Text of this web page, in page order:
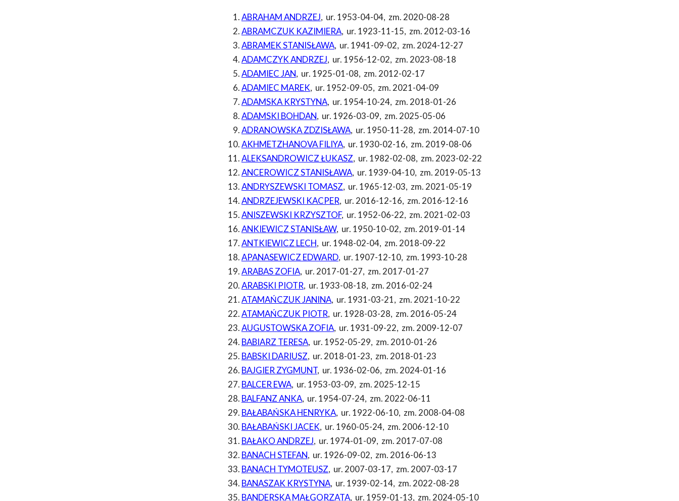
ABRAHAM ANDRZEJ, ur. 1953-04-04, zm. 2020-08-28
ABRAMCZUK KAZIMIERA, ur. 1923-11-15, zm. 2012-03-16
ABRAMEK STANISŁAWA, ur. 1941-09-02, zm. 2024-12-27
ADAMCZYK ANDRZEJ, ur. 1956-12-02, zm. 2023-08-18
ADAMIEC JAN, ur. 1925-01-08, zm. 2012-02-17
ADAMIEC MAREK, ur. 1952-09-05, zm. 2021-04-09
ADAMSKA KRYSTYNA, ur. 1954-10-24, zm. 2018-01-26
ADAMSKI BOHDAN, ur. 1926-03-09, zm. 2025-05-06
ADRANOWSKA ZDZISŁAWA, ur. 1950-11-28, zm. 2014-07-10
AKHMETZHANOVA FILIYA, ur. 1930-02-16, zm. 2019-08-06
ALEKSANDROWICZ ŁUKASZ, ur. 1982-02-08, zm. 2023-02-22
ANCEROWICZ STANISŁAWA, ur. 1939-04-10, zm. 2019-05-13
ANDRYSZEWSKI TOMASZ, ur. 1965-12-03, zm. 2021-05-19
ANDRZEJEWSKI KACPER, ur. 2016-12-16, zm. 2016-12-16
ANISZEWSKI KRZYSZTOF, ur. 1952-06-22, zm. 2021-02-03
ANKIEWICZ STANISŁAW, ur. 1950-10-02, zm. 2019-01-14
ANTKIEWICZ LECH, ur. 1948-02-04, zm. 2018-09-22
APANASEWICZ EDWARD, ur. 1907-12-10, zm. 1993-10-28
ARABAS ZOFIA, ur. 2017-01-27, zm. 2017-01-27
ARABSKI PIOTR, ur. 1933-08-18, zm. 2016-02-24
ATAMAŃCZUK JANINA, ur. 1931-03-21, zm. 2021-10-22
ATAMAŃCZUK PIOTR, ur. 1928-03-28, zm. 2016-05-24
AUGUSTOWSKA ZOFIA, ur. 1931-09-22, zm. 2009-12-07
BABIARZ TERESA, ur. 1952-05-29, zm. 2010-01-26
BABSKI DARIUSZ, ur. 2018-01-23, zm. 2018-01-23
BAJGIER ZYGMUNT, ur. 1936-02-06, zm. 2024-01-16
BALCER EWA, ur. 1953-03-09, zm. 2025-12-15
BALFANZ ANKA, ur. 1954-07-24, zm. 2022-06-11
BAŁABAŃSKA HENRYKA, ur. 1922-06-10, zm. 2008-04-08
BAŁABAŃSKI JACEK, ur. 1960-05-24, zm. 2006-12-10
BAŁAKO ANDRZEJ, ur. 1974-01-09, zm. 2017-07-08
BANACH STEFAN, ur. 1926-09-02, zm. 2016-06-13
BANACH TYMOTEUSZ, ur. 2007-03-17, zm. 2007-03-17
BANASZAK KRYSTYNA, ur. 1939-02-14, zm. 2022-08-28
BANDERSKA MAŁGORZATA, ur. 1959-01-13, zm. 2024-05-10